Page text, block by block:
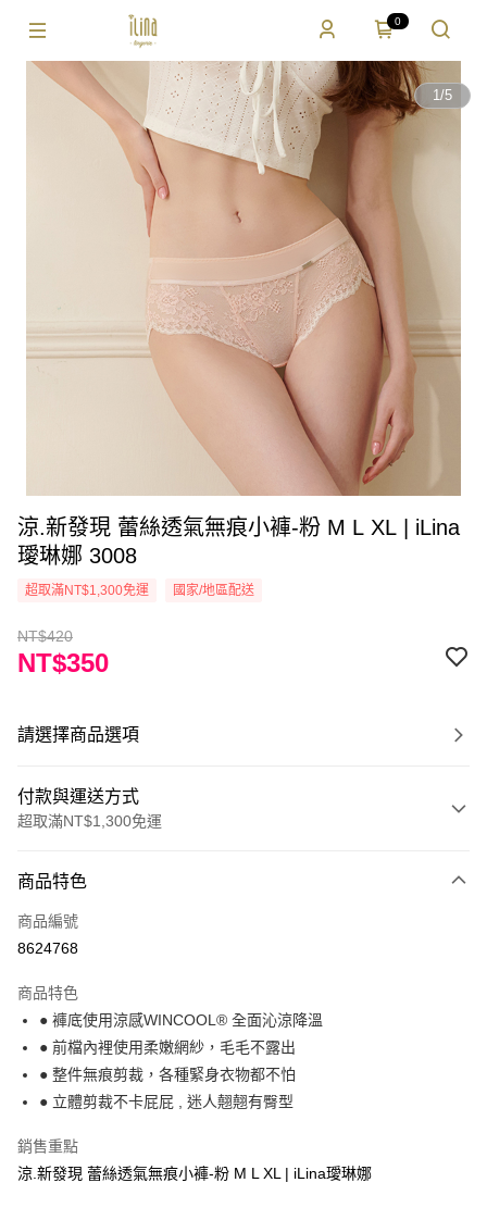
0
1/5
涼.新發現 蕾絲透氣無痕小褲-粉 M L XL | iLina
璦琳娜 3008
超取滿NT$1,300免運 國家/地區配送
NT$420
NT$350
請選擇商品選項
付款與運送方式
超取滿NT$1,300免運
信用卡一次付款
超商取貨付款
運送方式
全家取貨付款
每筆NT$90，滿NT$1,300(含以上)免運費
付款後全家取貨
7-11取貨付款
商品特色
商品編號
8624768
商品特色
● 褲底使用涼感WINCOOL® 全面沁涼降溫
● 前檔內裡使用柔嫩網紗，毛毛不露出
● 整件無痕剪裁，各種緊身衣物都不怕
● 立體剪裁不卡屁屁 , 迷人翹翹有臀型
銷售重點
涼.新發現 蕾絲透氣無痕小褲-粉 M L XL | iLina璦琳娜